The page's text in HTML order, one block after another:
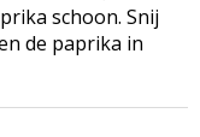
schoon. Snij
de paprika in